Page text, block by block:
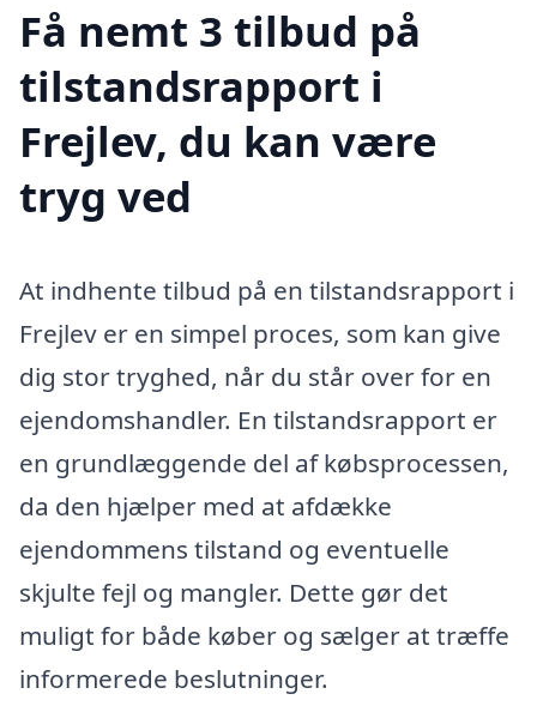
Få nemt 3 tilbud på
tilstandsrapport i
Frejlev, du kan være
tryg ved
At indhente tilbud på en tilstandsrapport i
Frejlev er en simpel proces, som kan give
dig stor tryghed, når du står over for en
ejendomshandler. En tilstandsrapport er
en grundlæggende del af købsprocessen,
da den hjælper med at afdække
ejendommens tilstand og eventuelle
skjulte fejl og mangler. Dette gør det
muligt for både køber og sælger at træffe
informerede beslutninger.